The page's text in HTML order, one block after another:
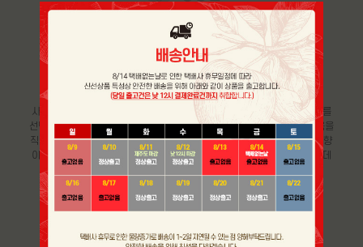
GOOD CHOICE & STORAGE
맛있는 사과 고르는 방법 및
보관 요령
사과의 경우, 표면이 매끈매끈 반짝거리는 것보다 다소 거친 느낌의 사과를
선택하는 것이 좋고 전체적으로 붉은 색을 띄는 것이 좋습니다. 또한, 과육을
직접 만졌을 때, 단단하고 묵직한 느낌으로 향이 지나치게 짙은 사과보다 향
이 은은한 사과가 좋습니다. 사과는 호흡을 하면서 에틸렌 가스를 내뿜는데
다른 과일을 빨리 익게 만드므로 분리해 보관하시는 것이 좋습니다.
>